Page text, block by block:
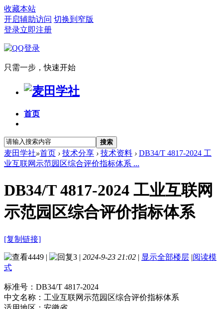
收藏本站
开启辅助访问 切换到窄版
登录立即注册
只需一步，快速开始
首页
搜索
麦田学社»首页 › 技术分享 › 技术资料 › DB34/T 4817-2024 工
业互联网示范园区综合评价指标体系 ...
DB34/T 4817-2024 工业互联网
示范园区综合评价指标体系
[复制链接]
4449 | 3 | 2024-9-23 21:02 | 显示全部楼层 |阅读模
式
标准号： DB34/T 4817-2024
中文名称： 工业互联网示范园区综合评价指标体系